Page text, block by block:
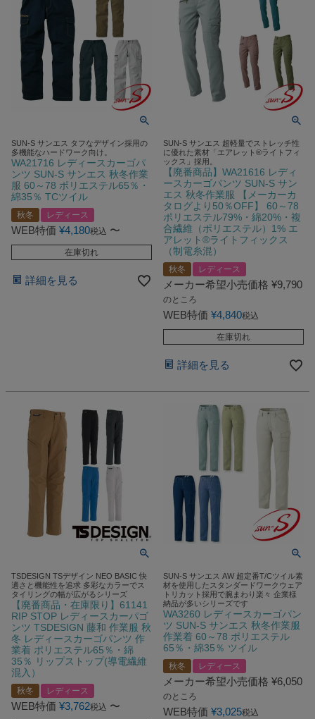
SUN-S サンエス タフなデザイン採用の
多機能なハードワーク向け。
WA21716 レディースカーゴパ
ンツ SUN-S サンエス 秋冬作業
服 60～78 ポリエステル65％・
綿35％ TCツイル
秋冬 レディース
WEB特価 ¥4,180税込 〜
在庫切れ
詳細を見る
SUN-S サンエス 超軽量でストレッチ性
に優れた素材「エアレット®ライトフィ
ックス」採用。
【廃番商品】WA21616 レディ
ースカーゴパンツ SUN-S サン
エス 秋冬作業服 【メーカーカ
タログより50％OFF】 60～78
ポリエステル79%・綿20%・複
合繊維（ポリエステル）1% エ
アレット®ライトフィックス
（制電糸混）
秋冬 レディース
メーカー希望小売価格 ¥9,790
のところ
WEB特価 ¥4,840税込
在庫切れ
詳細を見る
TSDESIGN TSデザイン NEO BASIC 快
適さと機能性を追求 多彩なカラーでス
タイリングの幅が広がるシリーズ
【廃番商品・在庫限り】61141
RIP STOP レディースカーパゴ
ンツ TSDESIGN 藤和 作業服 秋
冬 レディースカーゴパンツ 作
業着 ポリエステル65％・綿
35％ リップストップ(導電繊維
混入）
秋冬 レディース
WEB特価 ¥3,762税込 〜
SUN-S サンエス AW 超定番T/Cツイル素
材を使用したスタンダードワークウェア
トリカット採用で腕まわり楽々 企業様
納品が多いシリーズです
WA3260 レディースカーゴパン
ツ SUN-S サンエス 秋冬作業服
作業着 60～78 ポリエステル
65％・綿35％ ツイル
秋冬 レディース
メーカー希望小売価格 ¥6,050
のところ
WEB特価 ¥3,025税込